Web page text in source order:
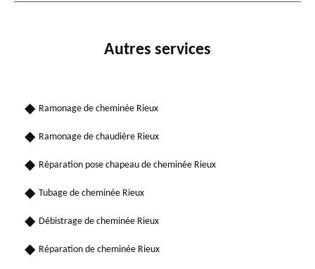
Autres services
Ramonage de cheminée Rieux
Ramonage de chaudière Rieux
Réparation pose chapeau de cheminée Rieux
Tubage de cheminée Rieux
Débistrage de cheminée Rieux
Réparation de cheminée Rieux